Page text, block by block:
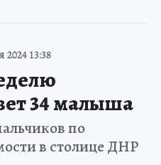
2024 13:38
34 малыша
по
в столице ДНР